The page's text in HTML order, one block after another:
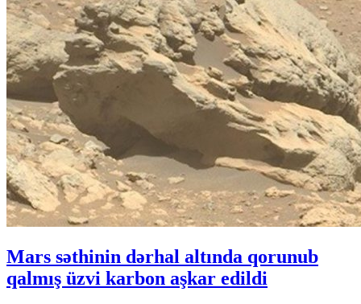
Mars səthinin dərhal altında qorunub
qalmış üzvi karbon aşkar edildi